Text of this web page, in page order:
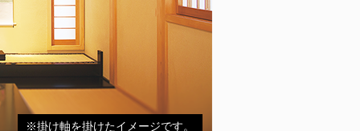
※掛け軸を掛けたイメージです。